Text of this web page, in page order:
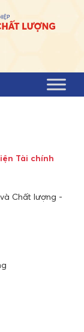
Tài chính
Chất lượng -